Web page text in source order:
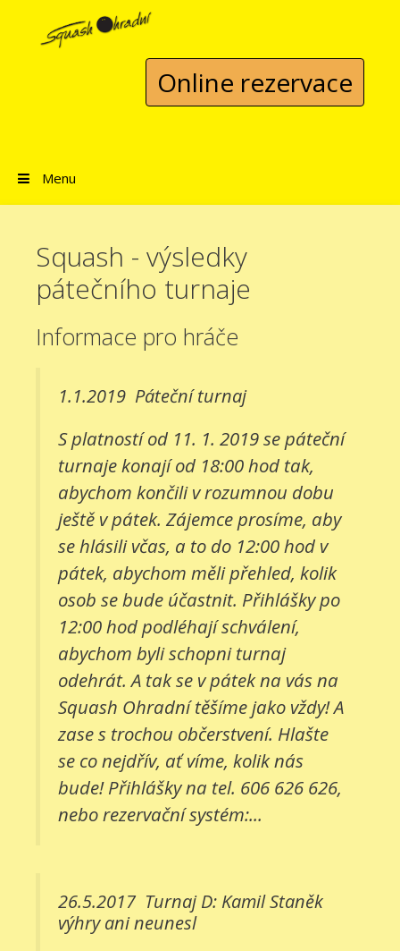
Přeskočit na obsah
Online rezervace
Menu
Squash - výsledky
pátečního turnaje
Informace pro hráče
1.1.2019 Páteční turnaj
S platností od 11. 1. 2019 se páteční
turnaje konají od 18:00 hod tak,
abychom končili v rozumnou dobu
ještě v pátek. Zájemce prosíme, aby
se hlásili včas, a to do 12:00 hod v
pátek, abychom měli přehled, kolik
osob se bude účastnit. Přihlášky po
12:00 hod podléhají schválení,
abychom byli schopni turnaj
odehrát. A tak se v pátek na vás na
Squash Ohradní těšíme jako vždy! A
zase s trochou občerstvení. Hlašte
se co nejdřív, ať víme, kolik nás
bude! Přihlášky na tel. 606 626 626,
nebo rezervační systém:...
26.5.2017 Turnaj D: Kamil Staněk
výhry ani neunesl